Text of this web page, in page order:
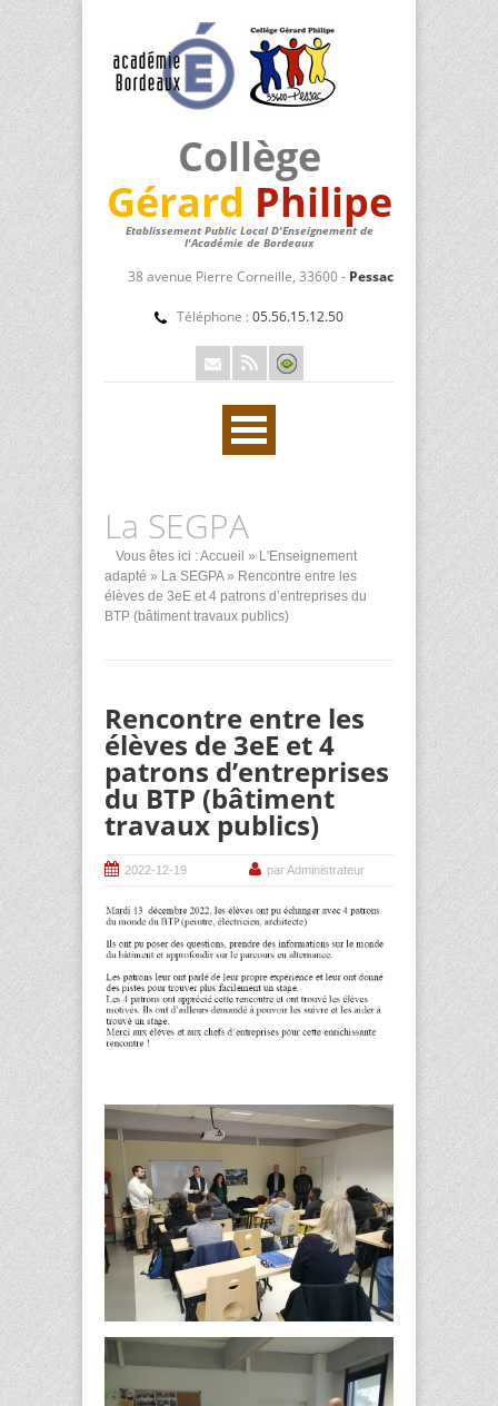
Collège
Gérard Philipe
Etablissement Public Local D'Enseignement de
l'Académie de Bordeaux
38 avenue Pierre Corneille, 33600 - Pessac
Téléphone : 05.56.15.12.50
La SEGPA
Vous êtes ici :Accueil » L'Enseignement
adapté » La SEGPA» Rencontre entre les
élèves de 3eE et 4 patrons d’entreprises du
BTP (bâtiment travaux publics)
Rencontre entre les
élèves de 3eE et 4
patrons d’entreprises
du BTP (bâtiment
travaux publics)
2022-12-19 par Administrateur